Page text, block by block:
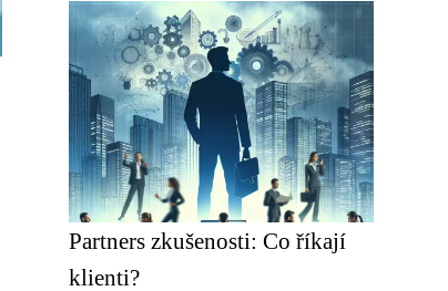
Partners zkušenosti: Co říkají
klienti?